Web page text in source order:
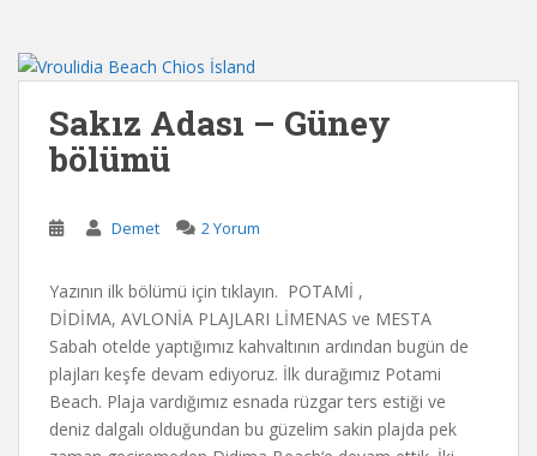
Sakız Adası – Güney
bölümü
Demet 2 Yorum
Yazının ilk bölümü için tıklayın. POTAMİ ,
DİDİMA, AVLONİA PLAJLARI LİMENAS ve MESTA
Sabah otelde yaptığımız kahvaltının ardından bugün de
plajları keşfe devam ediyoruz. İlk durağımız Potami
Beach. Plaja vardığımız esnada rüzgar ters estiği ve
deniz dalgalı olduğundan bu güzelim sakin plajda pek